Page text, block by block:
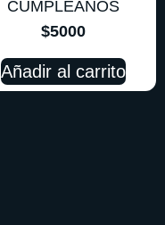
CUMPLEAÑOS
$5000
Añadir al carrito